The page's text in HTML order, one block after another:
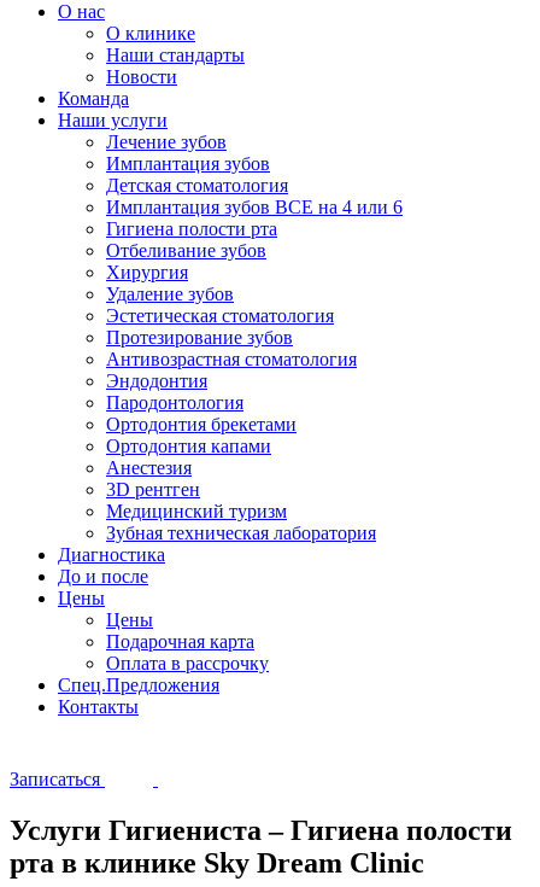
О нас
О клинике
Наши стандарты
Новости
Команда
Наши услуги
Лечение зубов
Имплантация зубов
Детская стоматология
Имплантация зубов ВСЕ на 4 или 6
Гигиена полости рта
Отбеливание зубов
Хирургия
Удаление зубов
Эстетическая стоматология
Протезирование зубов
Антивозрастная стоматология
Эндодонтия
Пародонтология
Ортодонтия брекетами
Ортодонтия капами
Анестезия
3D рентген
Медицинский туризм
Зубная техническая лаборатория
Диагностика
До и после
Цены
Цены
Подарочная карта
Оплата в рассрочку
Спец.Предложения
Контакты
Записаться
Услуги Гигиениста – Гигиена полости
рта в клинике Sky Dream Clinic